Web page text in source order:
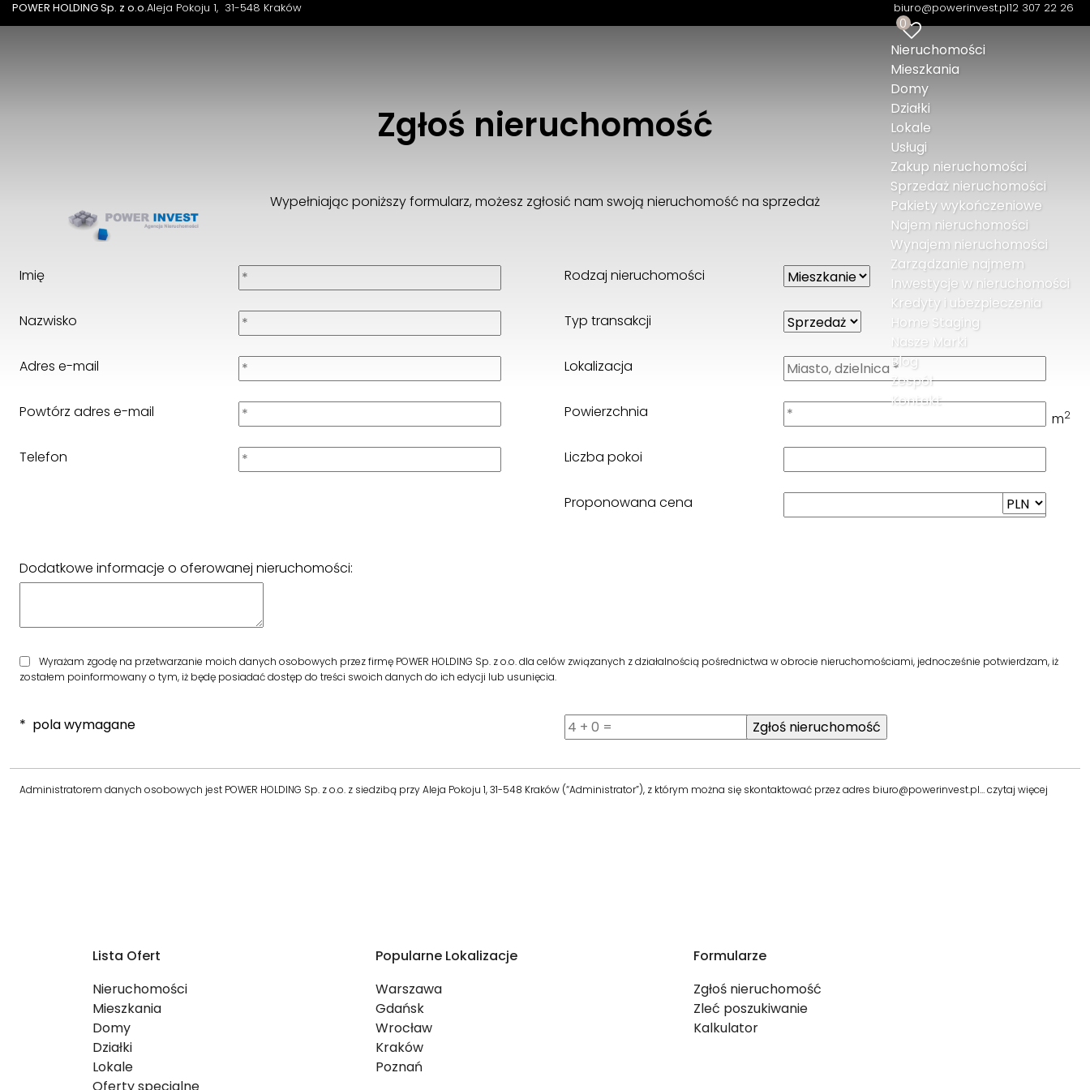
POWER HOLDING Sp. z o.o.Aleja Pokoju 1 31-548 Kraków biuro@powerinvest.pl12 307 22 26
0
Nieruchomości
Mieszkania
Domy
Działki
Lokale
Usługi
Zakup nieruchomości
Sprzedaż nieruchomości
Pakiety wykończeniowe
Najem nieruchomości
Wynajem nieruchomości
Zarządzanie najmem
Inwestycje w nieruchomości
Kredyty i ubezpieczenia
Home Staging
Nasze Marki
Blog
Zespół
Kontakt
Zgłoś nieruchomość
Wypełniając poniższy formularz, możesz zgłosić nam swoją nieruchomość na sprzedaż
Imię
Nazwisko
Adres e-mail
Powtórz adres e-mail
Telefon
Rodzaj nieruchomości
Typ transakcji
Lokalizacja
Powierzchnia m2
Liczba pokoi
Proponowana cena
Dodatkowe informacje o oferowanej nieruchomości:
Wyrażam zgodę na przetwarzanie moich danych osobowych przez firmę POWER HOLDING Sp. z o.o. dla celów związanych z działalnością pośrednictwa w obrocie nieruchomościami, jednocześnie potwierdzam, iż
zostałem poinformowany o tym, iż będę posiadać dostęp do treści swoich danych do ich edycji lub usunięcia.
* pola wymagane
Administratorem danych osobowych jest POWER HOLDING Sp. z o.o. z siedzibą przy Aleja Pokoju 1, 31-548 Kraków (“Administrator”), z którym można się skontaktować przez adres biuro@powerinvest.pl…czytaj więcej
Lista Ofert
Nieruchomości
Mieszkania
Domy
Działki
Lokale
Popularne Lokalizacje
Warszawa
Gdańsk
Wrocław
Kraków
Poznań
Formularze
Zgłoś nieruchomość
Zleć poszukiwanie
Kalkulator